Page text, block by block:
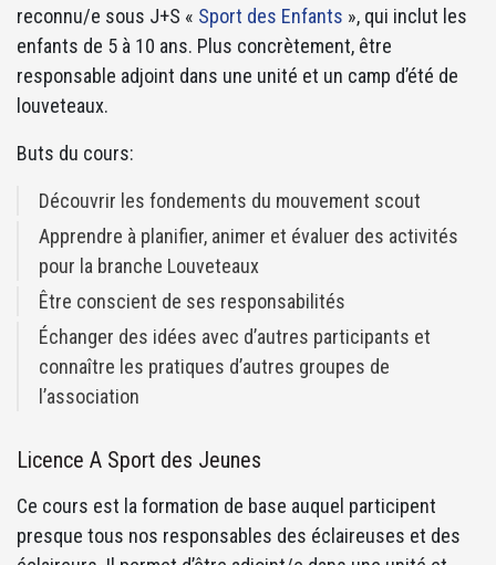
reconnu/e sous J+S « Sport des Enfants », qui inclut les
enfants de 5 à 10 ans. Plus concrètement, être
responsable adjoint dans une unité et un camp d’été de
louveteaux.
Buts du cours:
Découvrir les fondements du mouvement scout
Apprendre à planifier, animer et évaluer des activités
pour la branche Louveteaux
Être conscient de ses responsabilités
Échanger des idées avec d’autres participants et
connaître les pratiques d’autres groupes de
l’association
Licence A Sport des Jeunes
Ce cours est la formation de base auquel participent
presque tous nos responsables des éclaireuses et des